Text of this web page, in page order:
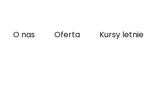
O nas Oferta Kursy letnie